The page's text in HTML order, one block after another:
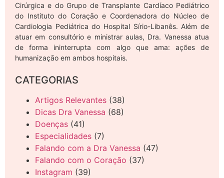
Cirúrgica e do Grupo de Transplante Cardíaco Pediátrico
do Instituto do Coração e Coordenadora do Núcleo de
Cardiologia Pediátrica do Hospital Sírio-Libanês. Além de
atuar em consultório e ministrar aulas, Dra. Vanessa atua
de forma ininterrupta com algo que ama: ações de
humanização em ambos hospitais.
CATEGORIAS
Artigos Relevantes (38)
Dicas Dra Vanessa (68)
Doenças (41)
Especialidades (7)
Falando com a Dra Vanessa (47)
Falando com o Coração (37)
Instagram (39)